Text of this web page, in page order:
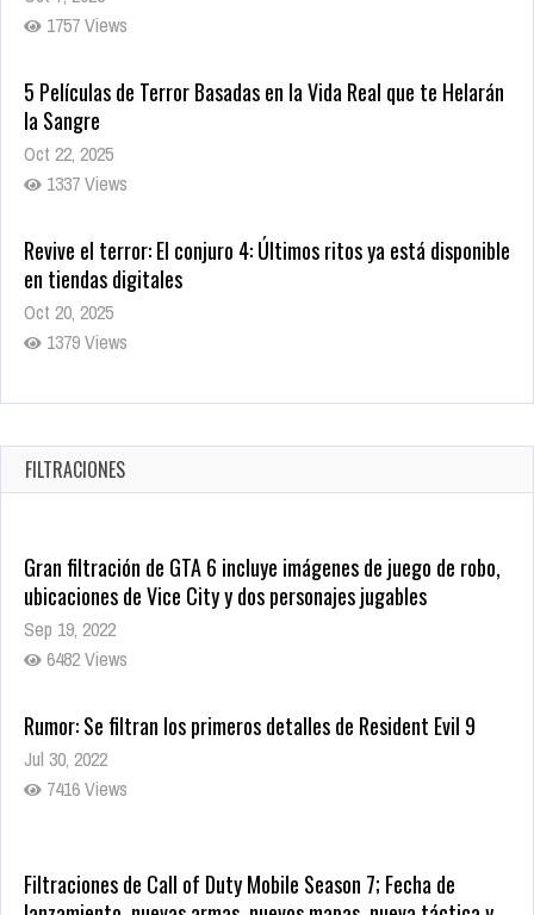
1757 Views
5 Películas de Terror Basadas en la Vida Real que te Helarán
la Sangre
Oct 22, 2025
1337 Views
Revive el terror: El conjuro 4: Últimos ritos ya está disponible
en tiendas digitales
Oct 20, 2025
1379 Views
Warner Bros. lleva a las tiendas digitales su racha de
Oct 17, 2025
1435 Views
FILTRACIONES
Gran filtración de GTA 6 incluye imágenes de juego de robo,
ubicaciones de Vice City y dos personajes jugables
Sep 19, 2022
6482 Views
Rumor: Se filtran los primeros detalles de Resident Evil 9
Jul 30, 2022
7416 Views
Filtraciones de Call of Duty Mobile Season 7; Fecha de